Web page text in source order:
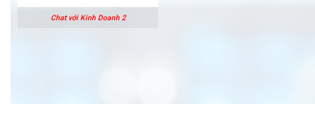
Chat với Kinh Doanh 2